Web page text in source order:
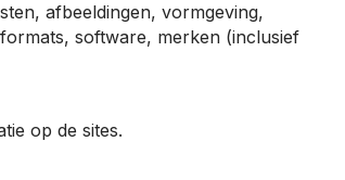
afbeeldingen, vormgeving,
software, merken (inclusief
op de sites.